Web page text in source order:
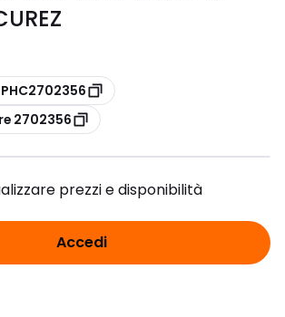
2702356
prezzi e disponibilità
Accedi